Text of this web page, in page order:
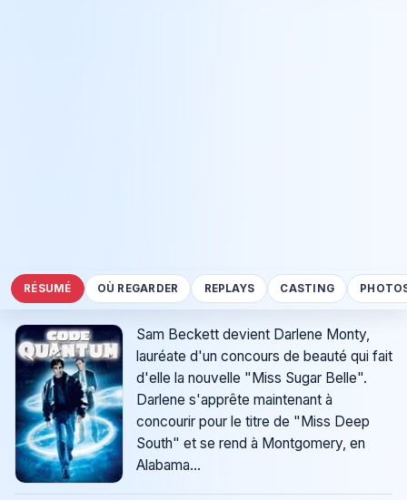
RÉSUMÉ OÙ REGARDER REPLAYS CASTING
Sam Beckett devient Darlene Monty,
lauréate d'un concours de beauté qui fait
d'elle la nouvelle "Miss Sugar Belle".
Darlene s'apprête maintenant à
concourir pour le titre de "Miss Deep
South" et se rend à Montgomery, en
Alabama...